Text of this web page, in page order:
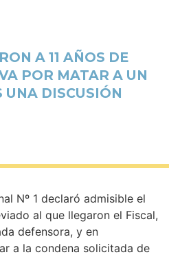
A 11 AÑOS DE
POR MATAR A UN
UNA DISCUSIÓN
Nº 1 declaró admisible el
al que llegaron el Fiscal,
defensora, y en
a la condena solicitada de